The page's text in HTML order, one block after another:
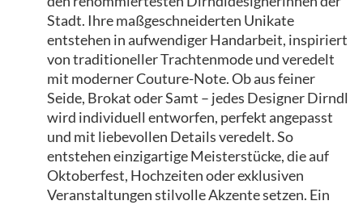
Stadt. Ihre maßgeschneiderten Unikate
entstehen in aufwendiger Handarbeit, inspiriert
von traditioneller Trachtenmode und veredelt
mit moderner Couture-Note. Ob aus feiner
Seide, Brokat oder Samt – jedes Designer Dirndl
wird individuell entworfen, perfekt angepasst
und mit liebevollen Details veredelt. So
entstehen einzigartige Meisterstücke, die auf
Oktoberfest, Hochzeiten oder exklusiven
Veranstaltungen stilvolle Akzente setzen. Ein